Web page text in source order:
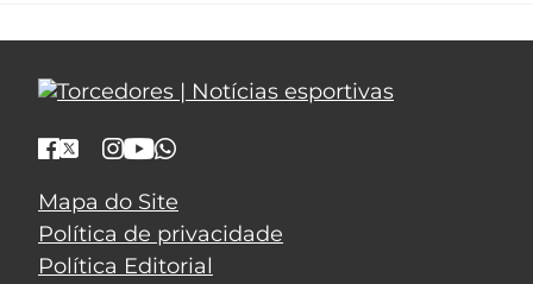
Mapa do Site
Política de privacidade
Política Editorial